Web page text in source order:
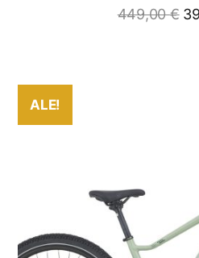
449,00€
ALE!